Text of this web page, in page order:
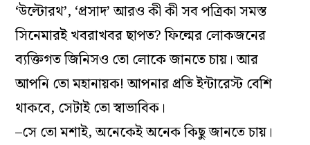
‘উল্টোরথ’, ‘প্রসাদ’ আরও কী কী সব পত্রিকা সমস্ত
সিনেমারই খবরাখবর ছাপত? ফিল্মের লোকজনের
ব্যক্তিগত জিনিসও তো লোকে জানতে চায়। আর
আপনি তো মহানায়ক! আপনার প্রতি ইন্টারেস্ট বেশি
থাকবে, সেটাই তো স্বাভাবিক।
–সে তো মশাই, অনেকেই অনেক কিছু জানতে চায়।